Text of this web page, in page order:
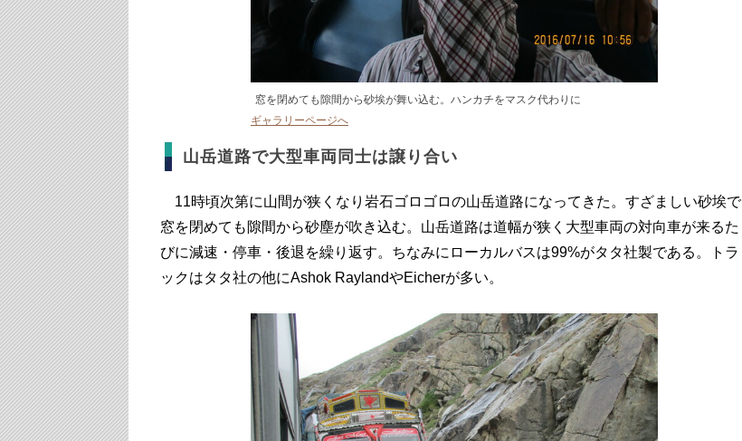
窓を閉めても隙間から砂埃が舞い込む。ハンカチをマスク代わりに
ギャラリーページへ
山岳道路で大型車両同士は譲り合い
11時頃次第に山間が狭くなり岩石ゴロゴロの山岳道路になってきた。すざましい砂埃で
窓を閉めても隙間から砂塵が吹き込む。山岳道路は道幅が狭く大型車両の対向車が来るた
びに減速・停車・後退を繰り返す。ちなみにローカルバスは99%がタタ社製である。トラ
ックはタタ社の他にAshok RaylandやEicherが多い。